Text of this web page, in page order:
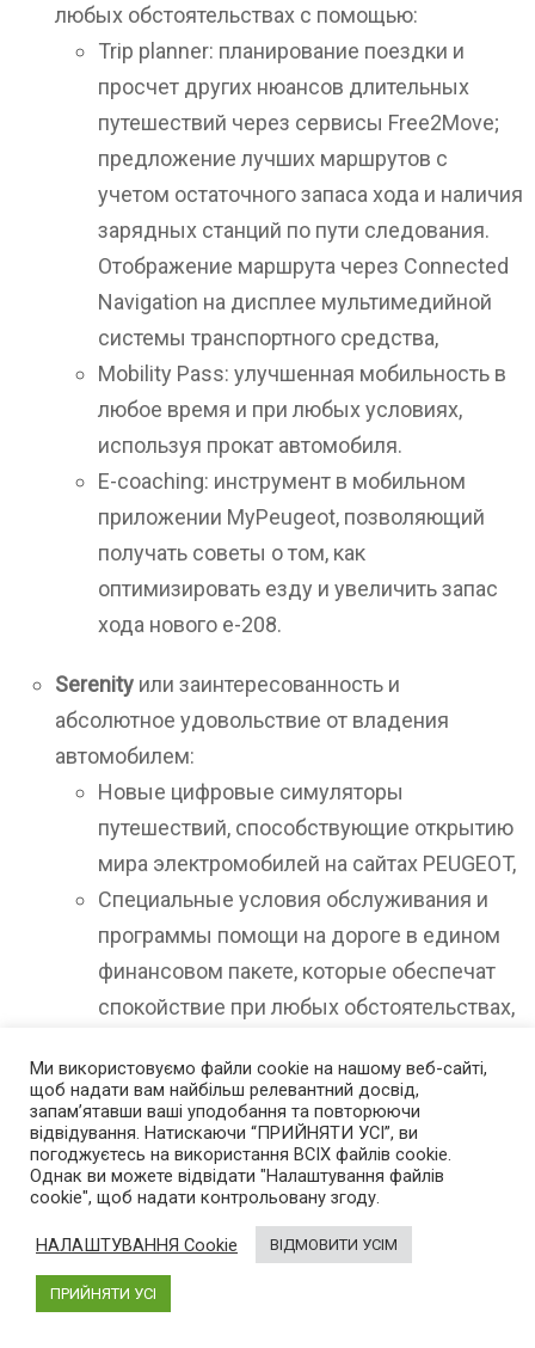
любых обстоятельствах с помощью:
Trip planner: планирование поездки и
просчет других нюансов длительных
путешествий через сервисы Free2Move;
предложение лучших маршрутов с
учетом остаточного запаса хода и наличия
зарядных станций по пути следования.
Отображение маршрута через Connected
Navigation на дисплее мультимедийной
системы транспортного средства,
Mobility Pass: улучшенная мобильность в
любое время и при любых условиях,
используя прокат автомобиля.
E-coaching: инструмент в мобильном
приложении MyPeugeot, позволяющий
получать советы о том, как
оптимизировать езду и увеличить запас
хода нового e-208.
Serenity или заинтересованность и
абсолютное удовольствие от владения
автомобилем:
Новые цифровые симуляторы
путешествий, способствующие открытию
мира электромобилей на сайтах PEUGEOT,
Специальные условия обслуживания и
программы помощи на дороге в едином
финансовом пакете, которые обеспечат
спокойствие при любых обстоятельствах,
облегчения перепродажи автомобиля в
дальнейшем с гарантией емкости и
остаточного ресурса аккумулятора.
Новый PEUGEOT e-208 открывает доступ к новой
форме мобильности, предлагая свободу
передвижения даже в тех городах, где действуют
ограничения на использование транспорта с ДВС.
Ми використовуємо файли cookie на нашому веб-сайті,
щоб надати вам найбільш релевантний досвід,
запам’ятавши ваші уподобання та повторюючи
відвідування. Натискаючи “ПРИЙНЯТИ УСІ”, ви
погоджуєтесь на використання ВСІХ файлів cookie.
Однак ви можете відвідати "Налаштування файлів
cookie", щоб надати контрольовану згоду.
НАЛАШТУВАННЯ Cookie ВІДМОВИТИ УСІМ
ПРИЙНЯТИ УСІ